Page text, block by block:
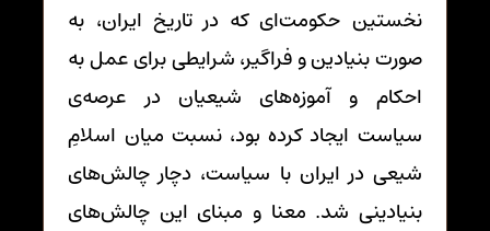
نخستین حکومت‌ای که در تاریخ ایران، به
صورت بنیادین و فراگیر، شرایطی برای عمل به
احکام و آموزه‌های شیعیان در عرصه‌ی
سیاست ایجاد کرده بود، نسبت میان اسلامِ
شیعی در ایران با سیاست، دچار چالش‌های
بنیادینی شد. معنا و مبنای این چالش‌های